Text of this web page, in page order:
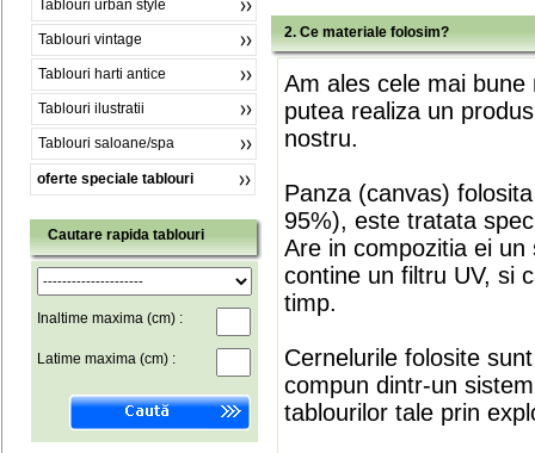
Tablouri urban style
Tablouri vintage
Tablouri harti antice
Tablouri ilustratii
Tablouri saloane/spa
oferte speciale tablouri
Cautare rapida tablouri
Inaltime maxima (cm) :
Latime maxima (cm) :
2. Ce materiale folosim?
Am ales cele mai
putea realiza un
nostru.
Panza (canvas)
95%), este tratata
Are in compozitia ei
contine un filtru UV, si
timp.
Cernelurile folosite
compun dintr-un
tablourilor tale prin